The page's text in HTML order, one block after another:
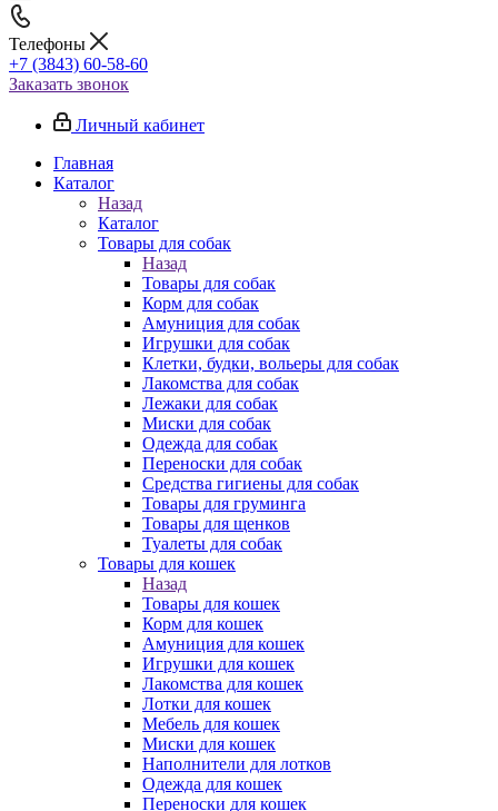
Телефоны
+7 (3843) 60-58-60
Заказать звонок
Личный кабинет
Главная
Каталог
Назад
Каталог
Товары для собак
Назад
Товары для собак
Корм для собак
Амуниция для собак
Игрушки для собак
Клетки, будки, вольеры для собак
Лакомства для собак
Лежаки для собак
Миски для собак
Одежда для собак
Переноски для собак
Средства гигиены для собак
Товары для груминга
Товары для щенков
Туалеты для собак
Товары для кошек
Назад
Товары для кошек
Корм для кошек
Амуниция для кошек
Игрушки для кошек
Лакомства для кошек
Лотки для кошек
Мебель для кошек
Миски для кошек
Наполнители для лотков
Одежда для кошек
Переноски для кошек